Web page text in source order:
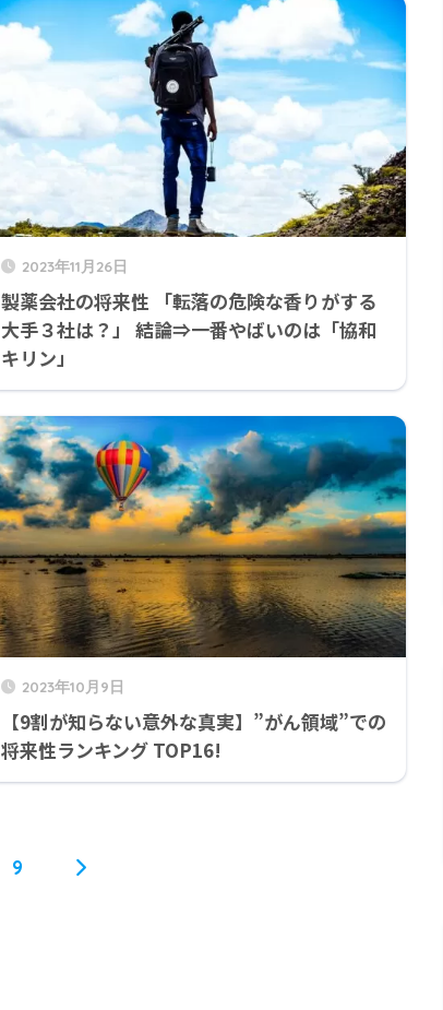
2023年11月26日
製薬会社の将来性 「転落の危険な香りがする
大手３社は？」 結論⇒一番やばいのは「協和
キリン」
2023年10月9日
【9割が知らない意外な真実】”がん領域”での
将来性ランキング TOP16!
9